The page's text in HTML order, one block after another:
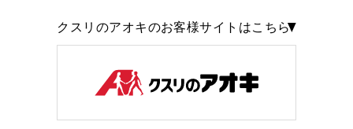
クスリのアオキのお客様サイトはこちら